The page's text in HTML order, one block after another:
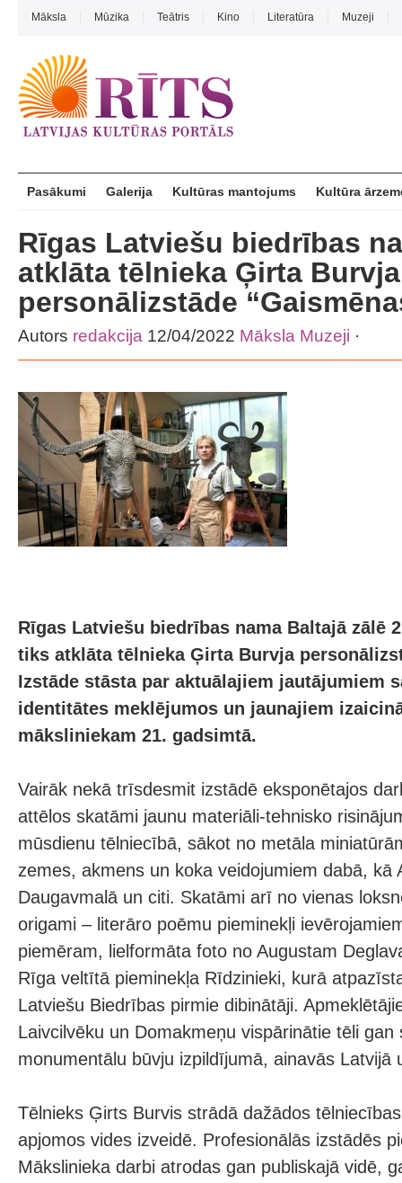
Māksla Mūzika Teātris Kino Literatūra Muzeji
Pasākumi Galerija Kultūras mantojums Kultūra
Rīgas Latviešu biedrības
atklāta tēlnieka Ģirta Burvja
personālizstāde
Autors redakcija 12/04/2022 Māksla Muzeji ·
Rīgas Latviešu biedrības nama Baltajā zālē
tiks atklāta tēlnieka Ģirta Burvja
Izstāde stāsta par aktuālajiem jautājumiem
identitātes meklējumos un jaunajiem
māksliniekam 21. gadsimtā.
Vairāk nekā trīsdesmit izstādē eksponētajos
attēlos skatāmi jaunu materiāli-tehnisko
mūsdienu tēlniecībā, sākot no metāla
zemes, akmens un koka veidojumiem dabā, kā
Daugavmalā un citi. Skatāmi arī no vienas
origami – literāro poēmu pieminekļi
piemēram, lielformāta foto no Augustam
Rīga veltītā pieminekļa Rīdzinieki, kurā
Latviešu Biedrības pirmie dibinātāji.
Laivcilvēku un Domakmeņu vispārinātie tēli gan
monumentālu būvju izpildījumā, ainavās Latvijā
Tēlnieks Ģirts Burvis strādā dažādos
apjomos vides izveidē. Profesionālās izstādēs
Mākslinieka darbi atrodas gan publiskajā vidē,